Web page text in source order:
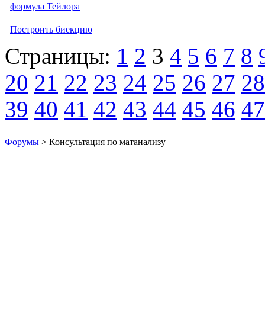
формула Тейлора
Построить биекцию
Страницы: 1 2 3 4 5 6 7 8
20 21 22 23 24 25 26 27 28
39 40 41 42 43 44 45 46 47
Форумы > Консультация по матанализу